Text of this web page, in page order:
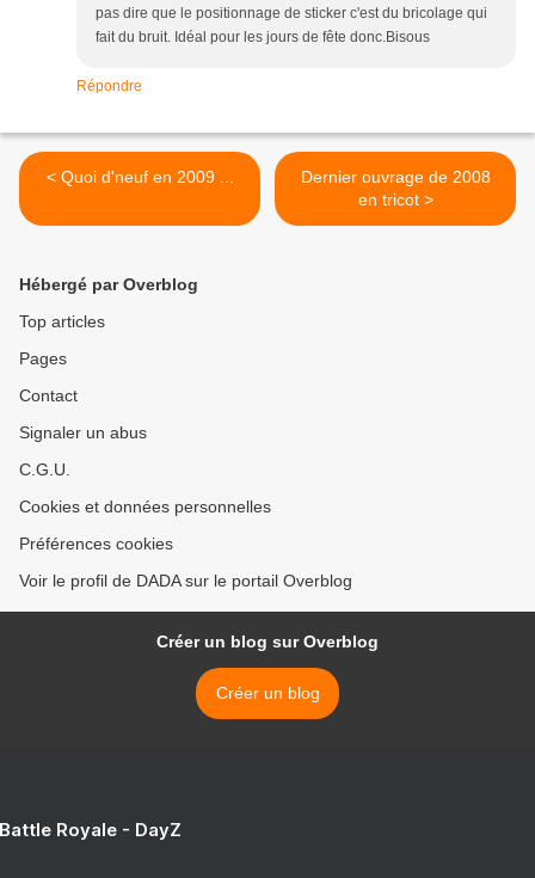
pas dire que le positionnage de sticker c'est du bricolage qui
fait du bruit. Idéal pour les jours de fête donc.Bisous
Répondre
< Quoi d'neuf en 2009 ...
Dernier ouvrage de 2008
en tricot >
Hébergé par Overblog
Top articles
Pages
Contact
Signaler un abus
C.G.U.
Cookies et données personnelles
Préférences cookies
Voir le profil de DADA sur le portail Overblog
Créer un blog sur Overblog
Créer un blog
Royale - DayZ